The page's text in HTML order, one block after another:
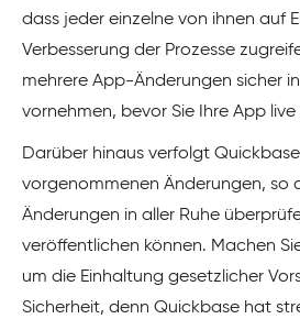
dass jeder einzelne von ihnen auf
Verbesserung der Prozesse
mehrere App-Änderungen sicher
vornehmen, bevor Sie Ihre App
Darüber hinaus verfolgt
vorgenommenen Änderungen, so
Änderungen in aller Ruhe
veröffentlichen können. Machen
um die Einhaltung gesetzlicher
Sicherheit, denn Quickbase hat